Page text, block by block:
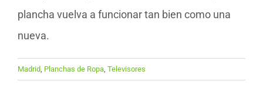
plancha vuelva a funcionar tan bien como una
nueva.
Madrid Planchas de Ropa Televisores